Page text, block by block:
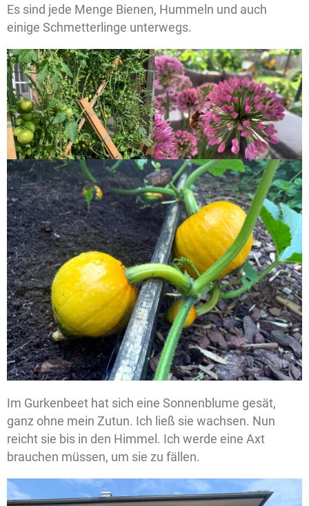
Es sind jede Menge Bienen, Hummeln und auch
einige Schmetterlinge unterwegs.
Im Gurkenbeet hat sich eine Sonnenblume gesät,
ganz ohne mein Zutun. Ich ließ sie wachsen. Nun
reicht sie bis in den Himmel. Ich werde eine Axt
brauchen müssen, um sie zu fällen.